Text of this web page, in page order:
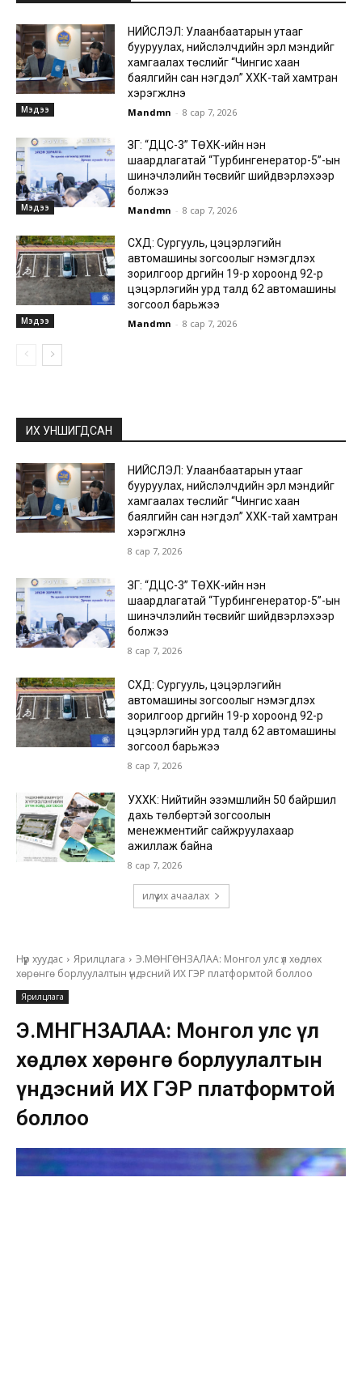
Мэдээ
НИЙСЛЭЛ: Улаанбаатарын утааг
бууруулах, нийслэлчүүдийн эрүүл мэндийг
хамгаалах төслийг “Чингис хаан
баялгийн сан нэгдэл” ХХК-тай хамтран
хэрэгжүүлнэ
Mandmn - 8 сар 7, 2026
Мэдээ
ЗГ: “ДЦС-3” ТӨХК-ийн нэн
шаардлагатай “Турбингенератор-5”-ын
шинэчлэлийн төсвийг шийдвэрлэхээр
болжээ
Mandmn - 8 сар 7, 2026
Мэдээ
СХД: Сургууль, цэцэрлэгийн
автомашины зогсоолыг нэмэгдүүлэх
зорилгоор дүүргийн 19-р хороонд 92-р
цэцэрлэгийн урд талд 62 автомашины
зогсоол барьжээ
Mandmn - 8 сар 7, 2026
ИХ УНШИГДСАН
НИЙСЛЭЛ: Улаанбаатарын утааг
бууруулах, нийслэлчүүдийн эрүүл мэндийг
хамгаалах төслийг “Чингис хаан
баялгийн сан нэгдэл” ХХК-тай хамтран
хэрэгжүүлнэ
8 сар 7, 2026
ЗГ: “ДЦС-3” ТӨХК-ийн нэн
шаардлагатай “Турбингенератор-5”-ын
шинэчлэлийн төсвийг шийдвэрлэхээр
болжээ
8 сар 7, 2026
СХД: Сургууль, цэцэрлэгийн
автомашины зогсоолыг нэмэгдүүлэх
зорилгоор дүүргийн 19-р хороонд 92-р
цэцэрлэгийн урд талд 62 автомашины
зогсоол барьжээ
8 сар 7, 2026
УХХК: Нийтийн эзэмшлийн 50 байршил
дахь төлбөртэй зогсоолын
менежментийг сайжруулахаар
ажиллаж байна
8 сар 7, 2026
илүү их ачаалах